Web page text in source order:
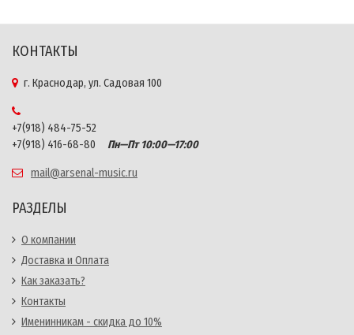
КОНТАКТЫ
г. Краснодар, ул. Садовая 100
+7(918) 484-75-52
+7(918) 416-68-80
Пн—Пт 10:00—17:00
mail@arsenal-music.ru
РАЗДЕЛЫ
О компании
Доставка и Оплата
Как заказать?
Контакты
Именинникам - скидка до 10%